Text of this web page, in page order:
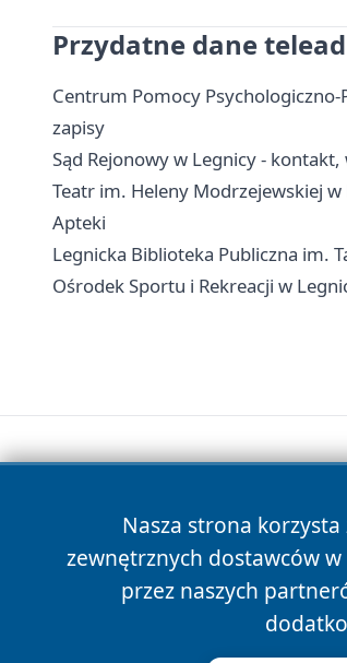
Przydatne dane
Centrum Pomocy
zapisy
Sąd Rejonowy w Legnicy - kontakt,
Teatr im. Heleny Modrzejewskiej
Apteki
Legnicka Biblioteka Publiczna im.
Ośrodek Sportu i Rekreacji w
Nasza strona
zewnętrznych dostawców
przez naszych